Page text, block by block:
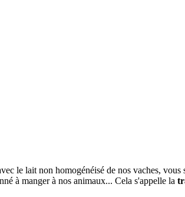
le lait non homogénéisé de nos vaches,
à manger à nos animaux... Cela s'appelle la